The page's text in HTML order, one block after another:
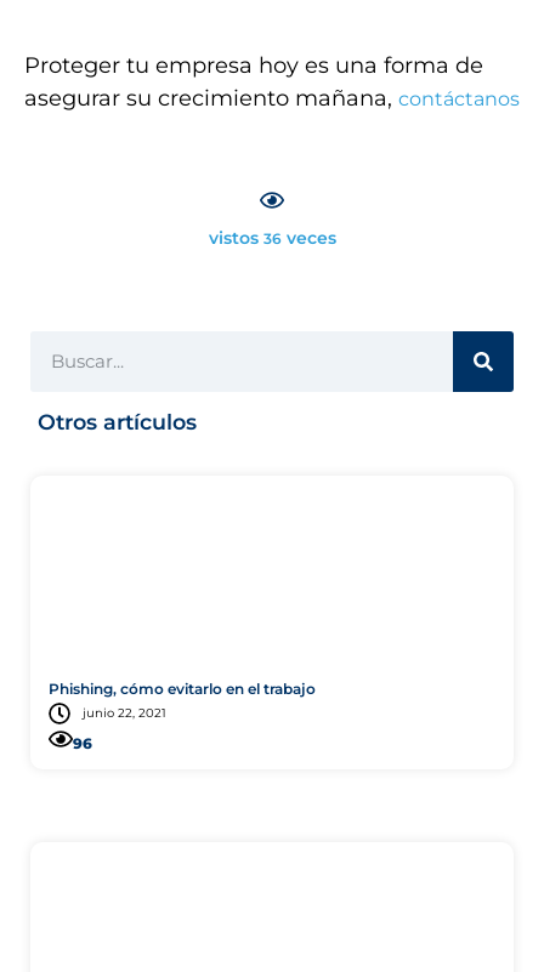
Proteger tu empresa hoy es una forma de
asegurar su crecimiento mañana, contáctanos
vistos 36veces
Otros artículos
Phishing, cómo evitarlo en el trabajo
junio 22, 2021
96